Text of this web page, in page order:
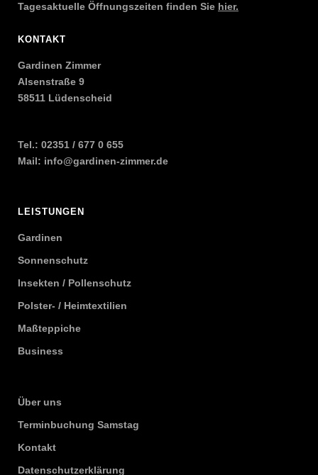
Tagesaktuelle Öffnungszeiten finden Sie hier.
KONTAKT
Gardinen Zimmer
Alsenstraße 9
58511 Lüdenscheid
Tel.: 02351 / 677 0 655
Mail: info@gardinen-zimmer.de
LEISTUNGEN
Gardinen
Sonnenschutz
Insekten / Pollenschutz
Polster- / Heimtextilien
Maßteppiche
Business
Über uns
Terminbuchung Samstag
Kontakt
Datenschutzerklärung